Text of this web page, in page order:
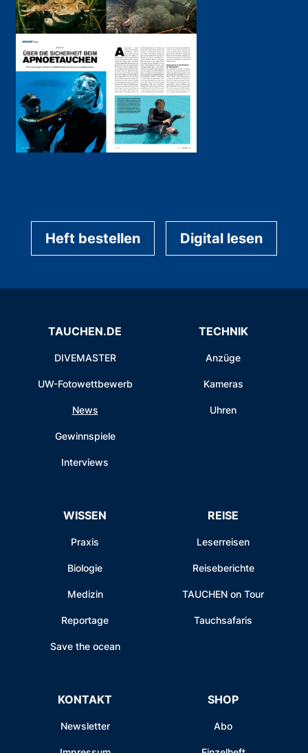
Heft bestellen Digital lesen
TAUCHEN.DE
DIVEMASTER
UW-Fotowettbewerb
News
Gewinnspiele
Interviews
TECHNIK
Anzüge
Kameras
Uhren
WISSEN
Praxis
Biologie
Medizin
Reportage
Save the ocean
REISE
Leserreisen
Reiseberichte
TAUCHEN on Tour
Tauchsafaris
KONTAKT
Newsletter
SHOP
Abo